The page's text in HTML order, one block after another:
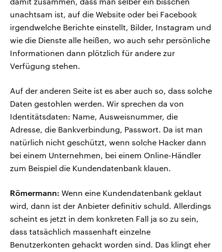
unachtsam ist, auf die Website oder bei Facebook
irgendwelche Berichte einstellt, Bilder, Instagram und
wie die Dienste alle heißen, wo auch sehr persönliche
Informationen dann plötzlich für andere zur
Verfügung stehen.
Auf der anderen Seite ist es aber auch so, dass solche
Daten gestohlen werden. Wir sprechen da von
Identitätsdaten: Name, Ausweisnummer, die
Adresse, die Bankverbindung, Passwort. Da ist man
natürlich nicht geschützt, wenn solche Hacker dann
bei einem Unternehmen, bei einem Online-Händler
zum Beispiel die Kundendatenbank klauen.
Römermann: Wenn eine Kundendatenbank geklaut
wird, dann ist der Anbieter definitiv schuld. Allerdings
scheint es jetzt in dem konkreten Fall ja so zu sein,
dass tatsächlich massenhaft einzelne
Benutzerkonten gehackt worden sind. Das klingt eher